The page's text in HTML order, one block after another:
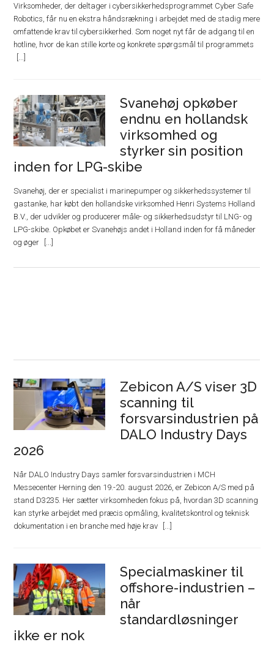
Virksomheder, der deltager i cybersikkerhedsprogrammet Cyber Safe
Robotics, får nu en ekstra håndsrækning i arbejdet med de stadig mere
omfattende krav til cybersikkerhed. Som noget nyt får de adgang til en
hotline, hvor de kan stille korte og konkrete spørgsmål til programmets
Svanehøj opkøber
endnu en hollandsk
virksomhed og
styrker sin position
inden for LPG-skibe
Svanehøj, der er specialist i marinepumper og sikkerhedssystemer til
gastanke, har købt den hollandske virksomhed Henri Systems Holland
B.V., der udvikler og producerer måle- og sikkerhedsudstyr til LNG- og
LPG-skibe. Opkøbet er Svanehøjs andet i Holland inden for få måneder
og øger
Zebicon A/S viser 3D
scanning til
forsvarsindustrien på
DALO Industry Days
2026
Når DALO Industry Days samler forsvarsindustrien i MCH
Messecenter Herning den 19.-20. august 2026, er Zebicon A/S med på
stand D3235. Her sætter virksomheden fokus på, hvordan 3D scanning
kan styrke arbejdet med præcis opmåling, kvalitetskontrol og teknisk
dokumentation i en branche med høje krav
Specialmaskiner til
offshore-industrien –
når
standardløsninger
ikke er nok